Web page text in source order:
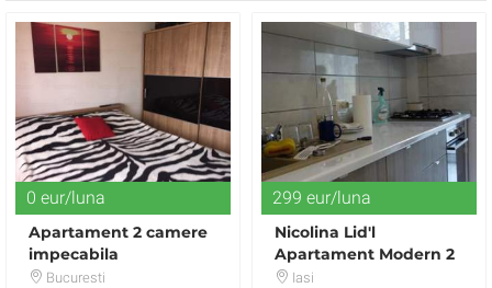
0 eur/luna
Apartament 2 camere
impecabila
Bucuresti
299 eur/luna
Nicolina Lid'l
Apartament Modern 2
camere decomandat
Iasi